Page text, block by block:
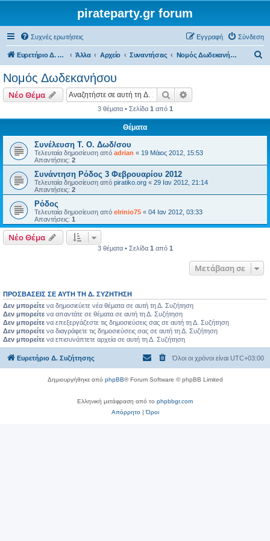
pirateparty.gr forum
Συχνές ερωτήσεις Σύνδεση
Εγγραφή
Ευρετήριο Δ. Συζήτησης Άλλα Αρχείο Συναντήσεις Νομός Δωδεκανήσου‎
Νομός Δωδεκανήσου‎
Νέο Θέμα Αναζήτηση
3 θέματα • Σελίδα 1 από 1
Θέματα
Συνέλευση Τ. Ο. Δωδ/σου
Τελευταία δημοσίευση από adrian « 19 Μάιος 2012, 15:53
Απαντήσεις: 2
Συνάντηση Ρόδος 3 Φεβρουαρίου 2012
Τελευταία δημοσίευση από piratiko.org « 29 Ιαν 2012, 21:14
Απαντήσεις: 2
Ρόδος
Τελευταία δημοσίευση από elrinio75 « 04 Ιαν 2012, 03:33
Απαντήσεις: 1
Νέο Θέμα
3 θέματα • Σελίδα 1 από 1
Μετάβαση σε
ΠΡΟΣΒΆΣΕΙΣ ΣΕ ΑΥΤΉ ΤΗ Δ. ΣΥΖΉΤΗΣΗ
Δεν μπορείτε να δημοσιεύετε νέα θέματα σε αυτή τη Δ. Συζήτηση
Δεν μπορείτε να απαντάτε σε θέματα σε αυτή τη Δ. Συζήτηση
Δεν μπορείτε να επεξεργάζεστε τις δημοσιεύσεις σας σε αυτή τη Δ. Συζήτηση
Δεν μπορείτε να διαγράφετε τις δημοσιεύσεις σας σε αυτή τη Δ. Συζήτηση
Δεν μπορείτε να επισυνάπτετε αρχεία σε αυτή τη Δ. Συζήτηση
Ευρετήριο Δ. Συζήτησης Όλοι οι χρόνοι είναι UTC+03:00
Δημιουργήθηκε από phpBB® Forum Software © phpBB Limited
Ελληνική μετάφραση από το phpbbgr.com
Απόρρητο|Όροι